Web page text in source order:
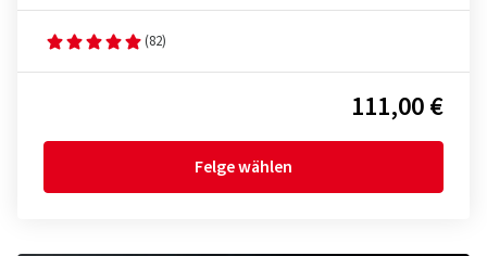
(82)
111,00 €
Felge wählen